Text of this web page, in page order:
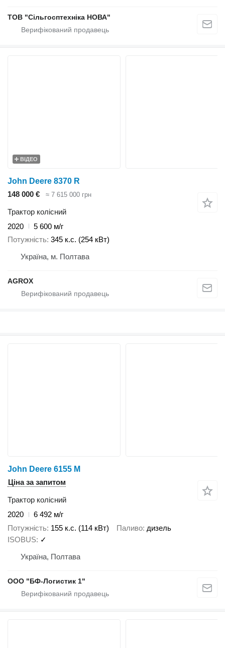
ТОВ "Сiльгосптехнiка НОВА"
ВІДЕО
John Deere 8370 R
148 000 €
≈ 7 615 000 грн
Трактор колісний
2020
5 600 м/г
Потужність 345 к.с. (254 кВт)
Україна, м. Полтава
AGROX
John Deere 6155 M
Ціна за запитом
Трактор колісний
2020
6 492 м/г
Потужність 155 к.с. (114 кВт) Паливо дизель
ISOBUS ✓
Україна, Полтава
ООО "БФ-Логистик 1"